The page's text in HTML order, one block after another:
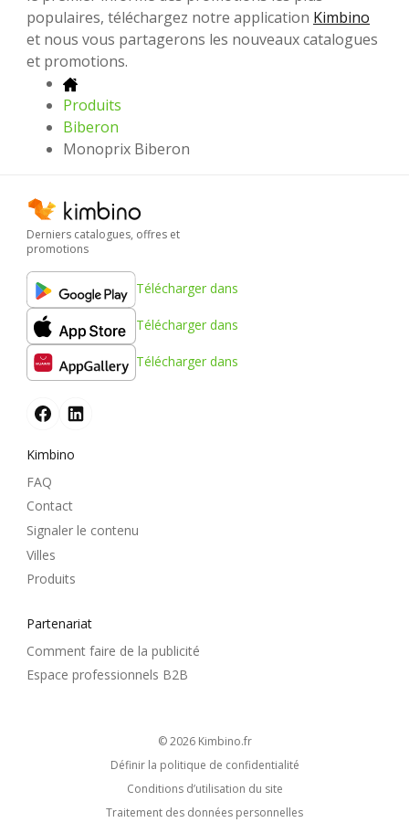
populaires, téléchargez notre application Kimbino
et nous vous partagerons les nouveaux catalogues
et promotions.
Produits
Biberon
Monoprix Biberon
Derniers catalogues, offres et
promotions
Télécharger dans
Télécharger dans
Télécharger dans
Kimbino
FAQ
Contact
Signaler le contenu
Villes
Produits
Partenariat
Comment faire de la publicité
Espace professionnels B2B
© 2026 kimbino.fr
Définir la politique de confidentialité
Conditions d’utilisation du site
Traitement des données personnelles